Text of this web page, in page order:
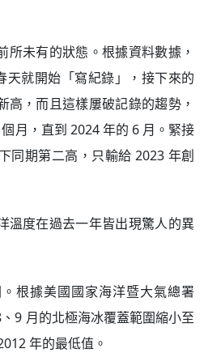
所未有的狀態。​​根據資料數據，
天就開始「寫紀錄」，接下來的
高，而且這樣屢破記錄的趨勢，
月，直到 2024 年的 6 月。緊接
同期第二高，只輸給 2023 年創
溫度在過去一年皆出現驚人的異
根據美國國家海洋暨大氣總署
、9 月的北極海冰覆蓋範圍縮小至
年的最低值。